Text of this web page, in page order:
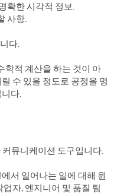
확한 시각적 정보.
사항.
다.
학적 계산을 하는 것이 아
수 있을 정도로 공정을 명
다.
뮤니케이션 도구입니다.
서 일어나는 일에 대해 원
자, 엔지니어 및 품질 팀